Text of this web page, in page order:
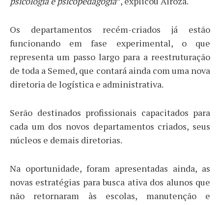
Os departamentos recém-criados já estão
funcionando em fase experimental, o que
representa um passo largo para a reestruturação
de toda a Semed, que contará ainda com uma nova
diretoria de logística e administrativa.
Serão destinados profissionais capacitados para
cada um dos novos departamentos criados, seus
núcleos e demais diretorias.
Na oportunidade, foram apresentadas ainda, as
novas estratégias para busca ativa dos alunos que
não retornaram às escolas, manutenção e